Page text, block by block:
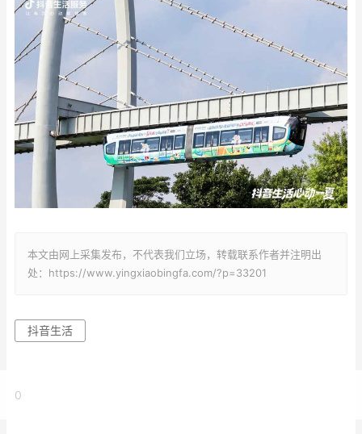
本文由网上采集发布，不代表我们立场，转载联系作者并注明出
处：https://www.yingxiaobingfa.com/?p=33201
抖音生活
0